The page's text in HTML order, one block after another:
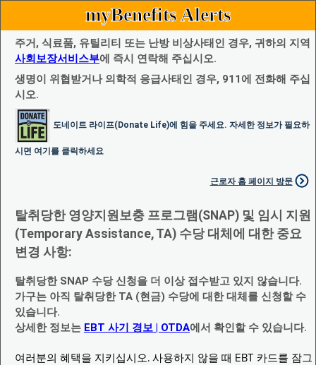
myBenefits Alerts
주거, 식료품, 유틸리티 또는 난방 비상사태인 경우, 귀하의 지역
사회보장서비스부에 즉시 연락해 주십시오.
생명이 위협받거나 의학적 응급사태인 경우, 911에 전화해 주십
시오.
도네이트 라이프(Donate Life)에 힘을 주세요. 자세한 정보가 필요하
시면 여기를 클릭하세요
근로자 홈 페이지 방문
탈취당한 영양지원보충 프로그램(SNAP) 및 임시 지원
(Temporary Assistance, TA) 수당 대체에 대한 중요
변경 사항:
탈취당한 SNAP 수당 신청을 더 이상 접수받고 있지 않습니다.
가구는 아직 탈취당한 TA (현금) 수당에 대한 대체를 신청할 수
있습니다.
상세한 정보는 EBT 사기 경보 | OTDA에서 확인할 수 있습니다.
여러분의 혜택을 지키십시오. 사용하지 않을 때 EBT 카드를 잠그